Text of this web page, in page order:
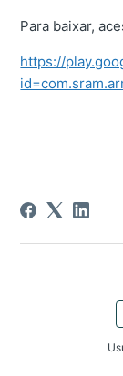
Para baixar,
https://